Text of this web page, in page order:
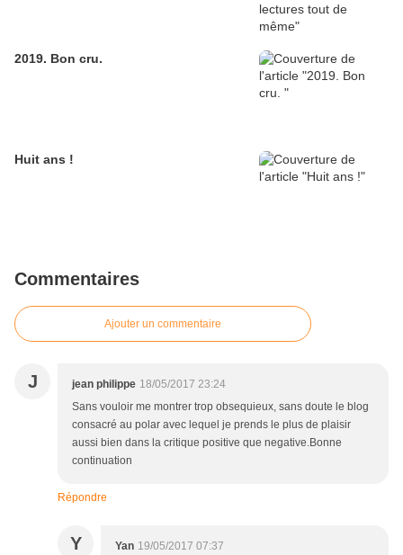
2019. Bon cru.
Huit ans !
Commentaires
Ajouter un commentaire
J jean philippe 18/05/2017 23:24
Sans vouloir me montrer trop obsequieux, sans doute le blog
consacré au polar avec lequel je prends le plus de plaisir
aussi bien dans la critique positive que negative.Bonne
continuation
Répondre
Y Yan 19/05/2017 07:37